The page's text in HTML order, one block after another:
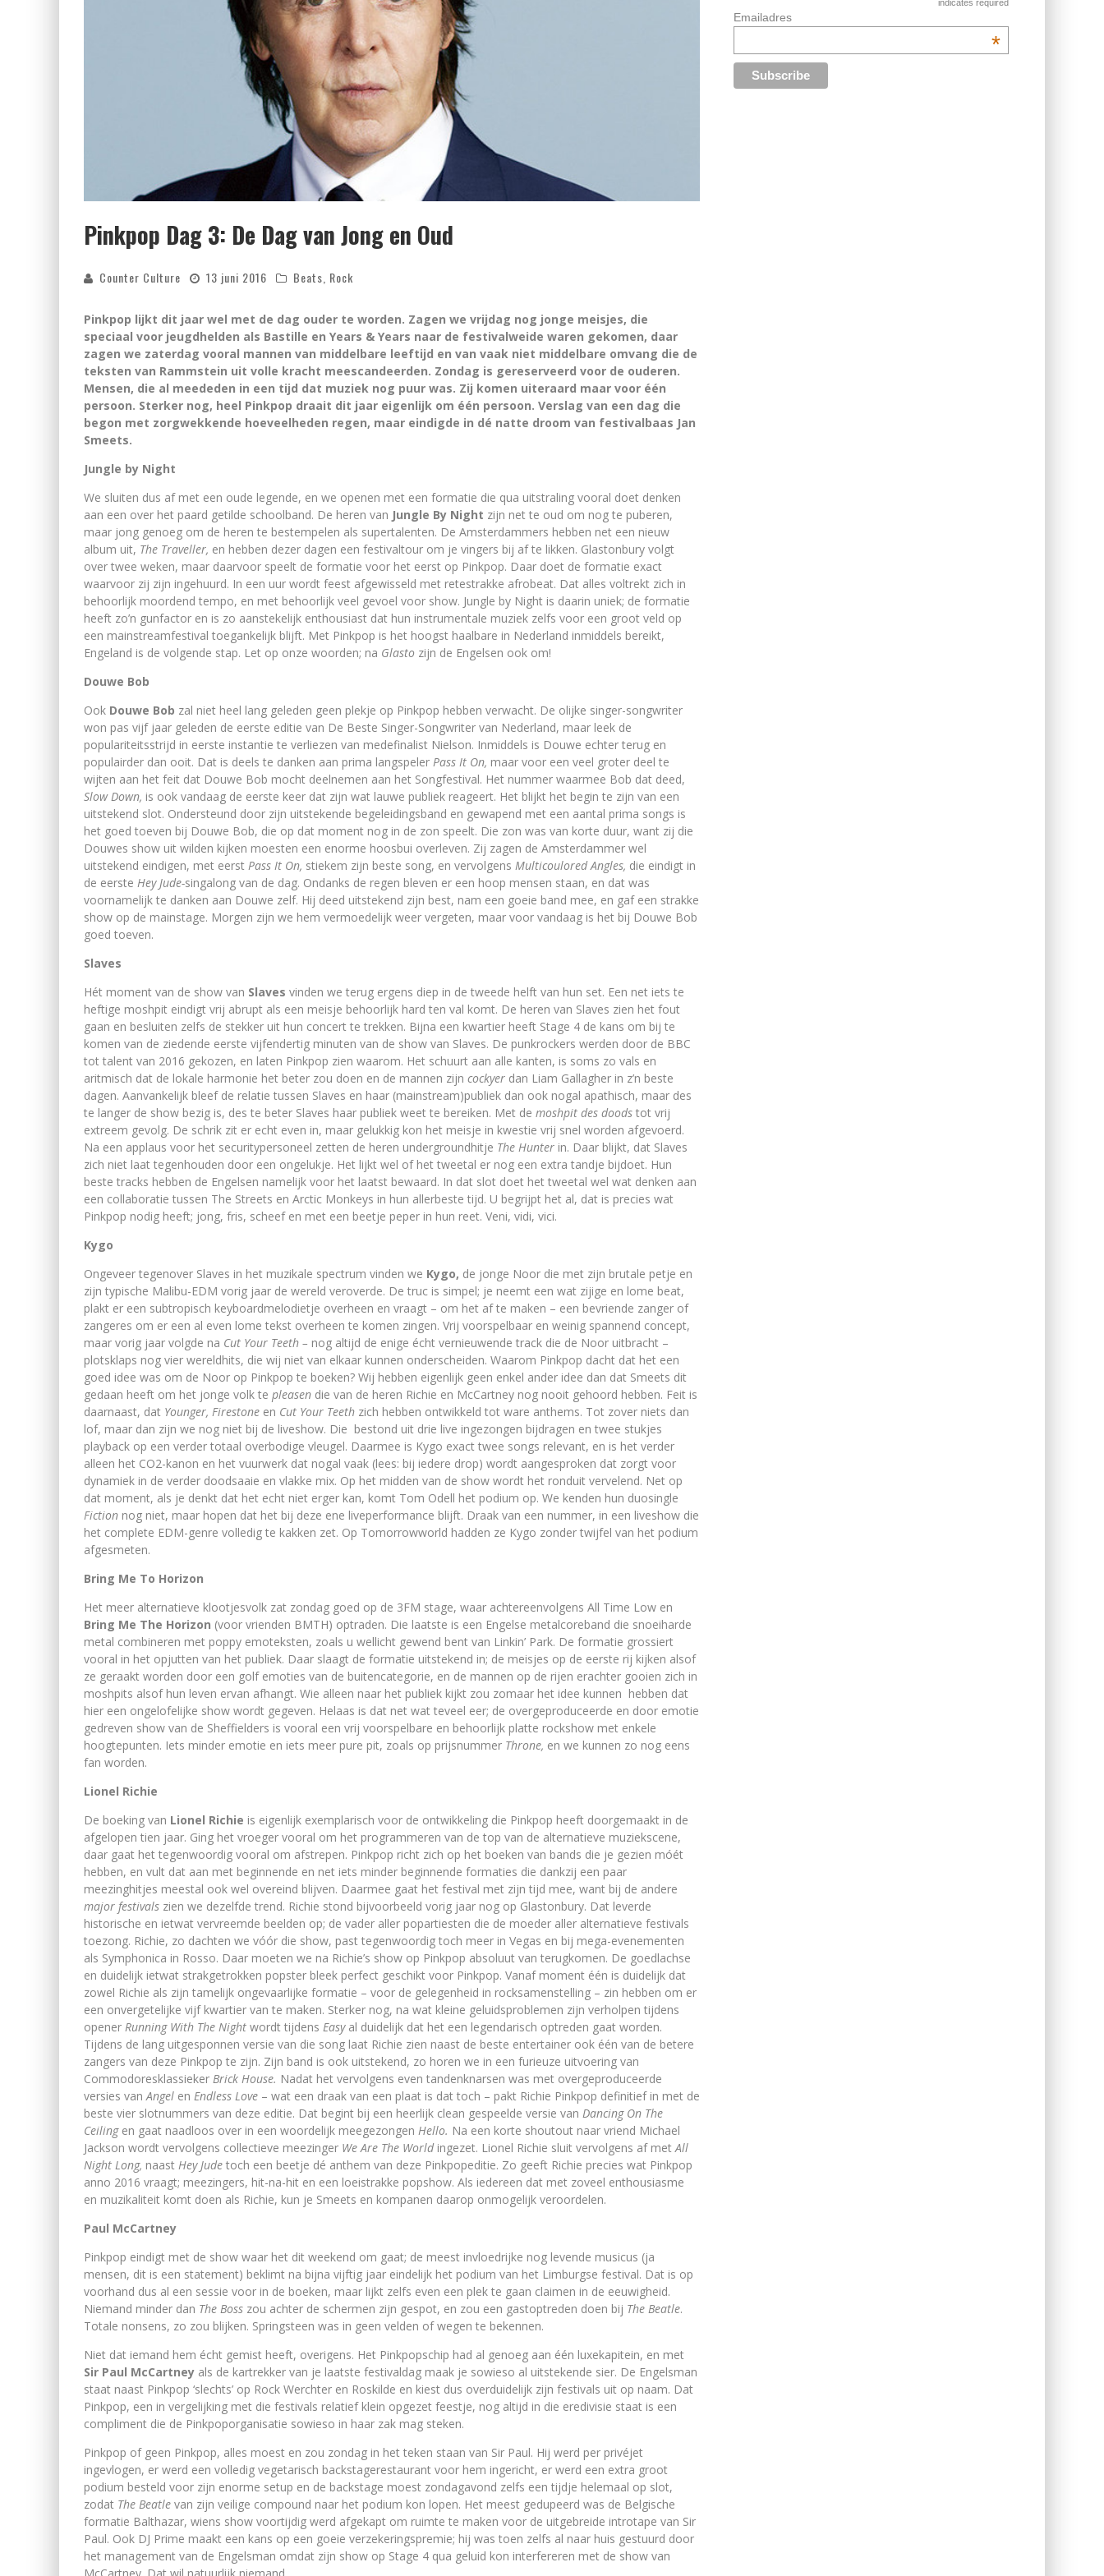
Pinkpop Dag 3: De Dag van Jong en Oud
Counter Culture 13 juni 2016 Beats, Rock
Pinkpop lijkt dit jaar wel met de dag ouder te worden. Zagen we vrijdag nog jonge meisjes, die
speciaal voor jeugdhelden als Bastille en Years & Years naar de festivalweide waren gekomen, daar
zagen we zaterdag vooral mannen van middelbare leeftijd en van vaak niet middelbare omvang die de
teksten van Rammstein uit volle kracht meescandeerden. Zondag is gereserveerd voor de ouderen.
Mensen, die al meededen in een tijd dat muziek nog puur was. Zij komen uiteraard maar voor één
persoon. Sterker nog, heel Pinkpop draait dit jaar eigenlijk om één persoon. Verslag van een dag die
begon met zorgwekkende hoeveelheden regen, maar eindigde in dé natte droom van festivalbaas Jan
Smeets.
Jungle by Night
We sluiten dus af met een oude legende, en we openen met een formatie die qua uitstraling vooral doet denken
aan een over het paard getilde schoolband. De heren van Jungle By Night zijn net te oud om nog te puberen,
maar jong genoeg om de heren te bestempelen als supertalenten. De Amsterdammers hebben net een nieuw
album uit, The Traveller, en hebben dezer dagen een festivaltour om je vingers bij af te likken. Glastonbury volgt
over twee weken, maar daarvoor speelt de formatie voor het eerst op Pinkpop. Daar doet de formatie exact
waarvoor zij zijn ingehuurd. In een uur wordt feest afgewisseld met retestrakke afrobeat. Dat alles voltrekt zich in
behoorlijk moordend tempo, en met behoorlijk veel gevoel voor show. Jungle by Night is daarin uniek; de formatie
heeft zo’n gunfactor en is zo aanstekelijk enthousiast dat hun instrumentale muziek zelfs voor een groot veld op
een mainstreamfestival toegankelijk blijft. Met Pinkpop is het hoogst haalbare in Nederland inmiddels bereikt,
Engeland is de volgende stap. Let op onze woorden; na Glasto zijn de Engelsen ook om!
Douwe Bob
Ook Douwe Bob zal niet heel lang geleden geen plekje op Pinkpop hebben verwacht. De olijke singer-songwriter
won pas vijf jaar geleden de eerste editie van De Beste Singer-Songwriter van Nederland, maar leek de
populariteitsstrijd in eerste instantie te verliezen van medefinalist Nielson. Inmiddels is Douwe echter terug en
populairder dan ooit. Dat is deels te danken aan prima langspeler Pass It On, maar voor een veel groter deel te
wijten aan het feit dat Douwe Bob mocht deelnemen aan het Songfestival. Het nummer waarmee Bob dat deed,
Slow Down, is ook vandaag de eerste keer dat zijn wat lauwe publiek reageert. Het blijkt het begin te zijn van een
uitstekend slot. Ondersteund door zijn uitstekende begeleidingsband en gewapend met een aantal prima songs is
het goed toeven bij Douwe Bob, die op dat moment nog in de zon speelt. Die zon was van korte duur, want zij die
Douwes show uit wilden kijken moesten een enorme hoosbui overleven. Zij zagen de Amsterdammer wel
uitstekend eindigen, met eerst Pass It On, stiekem zijn beste song, en vervolgens Multicoulored Angles, die eindigt in
de eerste Hey Jude-singalong van de dag. Ondanks de regen bleven er een hoop mensen staan, en dat was
voornamelijk te danken aan Douwe zelf. Hij deed uitstekend zijn best, nam een goeie band mee, en gaf een strakke
show op de mainstage. Morgen zijn we hem vermoedelijk weer vergeten, maar voor vandaag is het bij Douwe Bob
goed toeven.
Slaves
Hét moment van de show van Slaves vinden we terug ergens diep in de tweede helft van hun set. Een net iets te
heftige moshpit eindigt vrij abrupt als een meisje behoorlijk hard ten val komt. De heren van Slaves zien het fout
gaan en besluiten zelfs de stekker uit hun concert te trekken. Bijna een kwartier heeft Stage 4 de kans om bij te
komen van de ziedende eerste vijfendertig minuten van de show van Slaves. De punkrockers werden door de BBC
tot talent van 2016 gekozen, en laten Pinkpop zien waarom. Het schuurt aan alle kanten, is soms zo vals en
aritmisch dat de lokale harmonie het beter zou doen en de mannen zijn cockyer dan Liam Gallagher in z’n beste
dagen. Aanvankelijk bleef de relatie tussen Slaves en haar (mainstream)publiek dan ook nogal apathisch, maar des
te langer de show bezig is, des te beter Slaves haar publiek weet te bereiken. Met de moshpit des doods tot vrij
extreem gevolg. De schrik zit er echt even in, maar gelukkig kon het meisje in kwestie vrij snel worden afgevoerd.
Na een applaus voor het securitypersoneel zetten de heren undergroundhitje The Hunter in. Daar blijkt, dat Slaves
zich niet laat tegenhouden door een ongelukje. Het lijkt wel of het tweetal er nog een extra tandje bijdoet. Hun
beste tracks hebben de Engelsen namelijk voor het laatst bewaard. In dat slot doet het tweetal wel wat denken aan
een collaboratie tussen The Streets en Arctic Monkeys in hun allerbeste tijd. U begrijpt het al, dat is precies wat
Pinkpop nodig heeft; jong, fris, scheef en met een beetje peper in hun reet. Veni, vidi, vici.
Kygo
Ongeveer tegenover Slaves in het muzikale spectrum vinden we Kygo, de jonge Noor die met zijn brutale petje en
zijn typische Malibu-EDM vorig jaar de wereld veroverde. De truc is simpel; je neemt een wat zijige en lome beat,
plakt er een subtropisch keyboardmelodietje overheen en vraagt – om het af te maken – een bevriende zanger of
zangeres om er een al even lome tekst overheen te komen zingen. Vrij voorspelbaar en weinig spannend concept,
maar vorig jaar volgde na Cut Your Teeth – nog altijd de enige écht vernieuwende track die de Noor uitbracht –
plotsklaps nog vier wereldhits, die wij niet van elkaar kunnen onderscheiden. Waarom Pinkpop dacht dat het een
goed idee was om de Noor op Pinkpop te boeken? Wij hebben eigenlijk geen enkel ander idee dan dat Smeets dit
gedaan heeft om het jonge volk te pleasen die van de heren Richie en McCartney nog nooit gehoord hebben. Feit is
daarnaast, dat Younger, Firestone en Cut Your Teeth zich hebben ontwikkeld tot ware anthems. Tot zover niets dan
lof, maar dan zijn we nog niet bij de liveshow. Die bestond uit drie live ingezongen bijdragen en twee stukjes
playback op een verder totaal overbodige vleugel. Daarmee is Kygo exact twee songs relevant, en is het verder
alleen het CO2-kanon en het vuurwerk dat nogal vaak (lees: bij iedere drop) wordt aangesproken dat zorgt voor
dynamiek in de verder doodsaaie en vlakke mix. Op het midden van de show wordt het ronduit vervelend. Net op
dat moment, als je denkt dat het echt niet erger kan, komt Tom Odell het podium op. We kenden hun duosingle
Fiction nog niet, maar hopen dat het bij deze ene liveperformance blijft. Draak van een nummer, in een liveshow die
het complete EDM-genre volledig te kakken zet. Op Tomorrowworld hadden ze Kygo zonder twijfel van het podium
afgesmeten.
Bring Me To Horizon
Het meer alternatieve klootjesvolk zat zondag goed op de 3FM stage, waar achtereenvolgens All Time Low en
Bring Me The Horizon (voor vrienden BMTH) optraden. Die laatste is een Engelse metalcoreband die snoeiharde
metal combineren met poppy emoteksten, zoals u wellicht gewend bent van Linkin’ Park. De formatie grossiert
vooral in het opjutten van het publiek. Daar slaagt de formatie uitstekend in; de meisjes op de eerste rij kijken alsof
ze geraakt worden door een golf emoties van de buitencategorie, en de mannen op de rijen erachter gooien zich in
moshpits alsof hun leven ervan afhangt. Wie alleen naar het publiek kijkt zou zomaar het idee kunnen hebben dat
hier een ongelofelijke show wordt gegeven. Helaas is dat net wat teveel eer; de overgeproduceerde en door emotie
gedreven show van de Sheffielders is vooral een vrij voorspelbare en behoorlijk platte rockshow met enkele
hoogtepunten. Iets minder emotie en iets meer pure pit, zoals op prijsnummer Throne, en we kunnen zo nog eens
fan worden.
Lionel Richie
De boeking van Lionel Richie is eigenlijk exemplarisch voor de ontwikkeling die Pinkpop heeft doorgemaakt in de
afgelopen tien jaar. Ging het vroeger vooral om het programmeren van de top van de alternatieve muziekscene,
daar gaat het tegenwoordig vooral om afstrepen. Pinkpop richt zich op het boeken van bands die je gezien móét
hebben, en vult dat aan met beginnende en net iets minder beginnende formaties die dankzij een paar
meezinghitjes meestal ook wel overeind blijven. Daarmee gaat het festival met zijn tijd mee, want bij de andere
major festivals zien we dezelfde trend. Richie stond bijvoorbeeld vorig jaar nog op Glastonbury. Dat leverde
historische en ietwat vervreemde beelden op; de vader aller popartiesten die de moeder aller alternatieve festivals
toezong. Richie, zo dachten we vóór die show, past tegenwoordig toch meer in Vegas en bij mega-evenementen
als Symphonica in Rosso. Daar moeten we na Richie’s show op Pinkpop absoluut van terugkomen. De goedlachse
en duidelijk ietwat strakgetrokken popster bleek perfect geschikt voor Pinkpop. Vanaf moment één is duidelijk dat
zowel Richie als zijn tamelijk ongevaarlijke formatie – voor de gelegenheid in rocksamenstelling – zin hebben om er
een onvergetelijke vijf kwartier van te maken. Sterker nog, na wat kleine geluidsproblemen zijn verholpen tijdens
opener Running With The Night wordt tijdens Easy al duidelijk dat het een legendarisch optreden gaat worden.
Tijdens de lang uitgesponnen versie van die song laat Richie zien naast de beste entertainer ook één van de betere
zangers van deze Pinkpop te zijn. Zijn band is ook uitstekend, zo horen we in een furieuze uitvoering van
Commodoresklassieker Brick House. Nadat het vervolgens even tandenknarsen was met overgeproduceerde
versies vanAngel en Endless Love – wat een draak van een plaat is dat toch – pakt Richie Pinkpop definitief in met de
beste vier slotnummers van deze editie. Dat begint bij een heerlijk clean gespeelde versie van Dancing On The
Ceiling en gaat naadloos over in een woordelijk meegezongen Hello. Na een korte shoutout naar vriend Michael
Jackson wordt vervolgens collectieve meezinger We Are The World ingezet. Lionel Richie sluit vervolgens af metAll
Night Long, naast Hey Jude toch een beetje dé anthem van deze Pinkpopeditie. Zo geeft Richie precies wat Pinkpop
anno 2016 vraagt; meezingers, hit-na-hit en een loeistrakke popshow. Als iedereen dat met zoveel enthousiasme
en muzikaliteit komt doen als Richie, kun je Smeets en kompanen daarop onmogelijk veroordelen.
Paul McCartney
Pinkpop eindigt met de show waar het dit weekend om gaat; de meest invloedrijke nog levende musicus (ja
mensen, dit is een statement) beklimt na bijna vijftig jaar eindelijk het podium van het Limburgse festival. Dat is op
voorhand dus al een sessie voor in de boeken, maar lijkt zelfs even een plek te gaan claimen in de eeuwigheid.
Niemand minder dan The Boss zou achter de schermen zijn gespot, en zou een gastoptreden doen bij The Beatle.
Totale nonsens, zo zou blijken. Springsteen was in geen velden of wegen te bekennen.
Niet dat iemand hem écht gemist heeft, overigens. Het Pinkpopschip had al genoeg aan één luxekapitein, en met
Sir Paul McCartney als de kartrekker van je laatste festivaldag maak je sowieso al uitstekende sier. De Engelsman
staat naast Pinkpop ‘slechts’ op Rock Werchter en Roskilde en kiest dus overduidelijk zijn festivals uit op naam. Dat
Pinkpop, een in vergelijking met die festivals relatief klein opgezet feestje, nog altijd in die eredivisie staat is een
compliment die de Pinkpoporganisatie sowieso in haar zak mag steken.
Pinkpop of geen Pinkpop, alles moest en zou zondag in het teken staan van Sir Paul. Hij werd per privéjet
ingevlogen, er werd een volledig vegetarisch backstagerestaurant voor hem ingericht, er werd een extra groot
podium besteld voor zijn enorme setup en de backstage moest zondagavond zelfs een tijdje helemaal op slot,
zodat The Beatle van zijn veilige compound naar het podium kon lopen. Het meest gedupeerd was de Belgische
formatie Balthazar, wiens show voortijdig werd afgekapt om ruimte te maken voor de uitgebreide introtape van Sir
Paul. Ook DJ Prime maakt een kans op een goeie verzekeringspremie; hij was toen zelfs al naar huis gestuurd door
het management van de Engelsman omdat zijn show op Stage 4 qua geluid kon interfereren met de show van
indicates required
Emailadres
*